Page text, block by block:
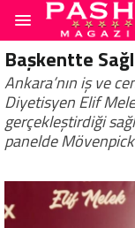
Başkentte
Ankara’nın iş ve
Diyetisyen Elif
gerçekleştirdiği
panelde